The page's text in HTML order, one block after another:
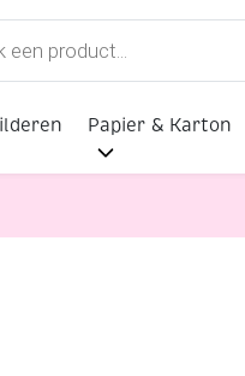
Papier & Karton